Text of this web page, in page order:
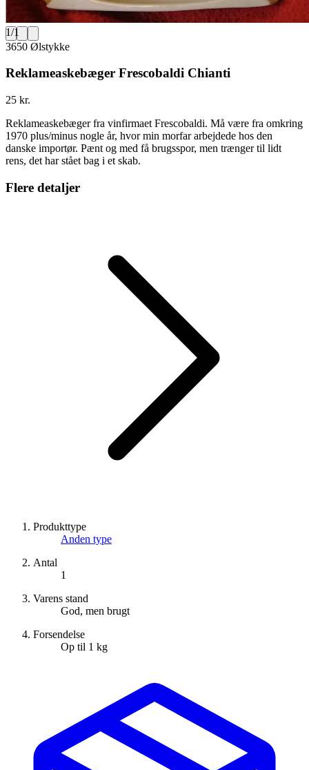
1/1
3650 Ølstykke
Reklameaskebæger Frescobaldi Chianti
25 kr.
Reklameaskebæger fra vinfirmaet Frescobaldi. Må være fra omkring
1970 plus/minus nogle år, hvor min morfar arbejdede hos den
danske importør. Pænt og med få brugsspor, men trænger til lidt
rens, det har stået bag i et skab.
Flere detaljer
Produkttype
Anden type
Antal
1
Varens stand
God, men brugt
Forsendelse
Op til 1 kg